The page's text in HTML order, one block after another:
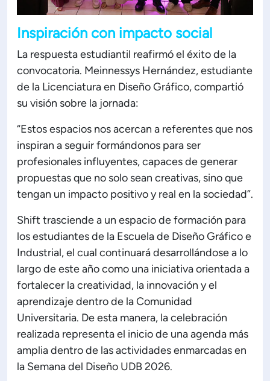
Inspiración con impacto social
La respuesta estudiantil reafirmó el éxito de la
convocatoria. Meinnessys Hernández, estudiante
de la Licenciatura en Diseño Gráfico, compartió
su visión sobre la jornada:
“Estos espacios nos acercan a referentes que nos
inspiran a seguir formándonos para ser
profesionales influyentes, capaces de generar
propuestas que no solo sean creativas, sino que
tengan un impacto positivo y real en la sociedad”.
Shift trasciende a un espacio de formación para
los estudiantes de la Escuela de Diseño Gráfico e
Industrial, el cual continuará desarrollándose a lo
largo de este año como una iniciativa orientada a
fortalecer la creatividad, la innovación y el
aprendizaje dentro de la Comunidad
Universitaria. De esta manera, la celebración
realizada representa el inicio de una agenda más
amplia dentro de las actividades enmarcadas en
la Semana del Diseño UDB 2026.